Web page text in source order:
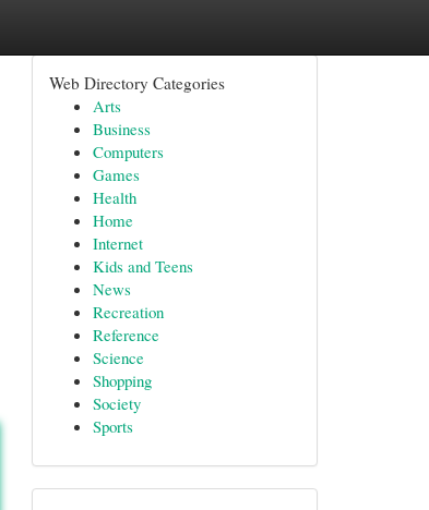
Web Directory Categories
Arts
Business
Computers
Games
Health
Home
Internet
Kids and Teens
News
Recreation
Reference
Science
Shopping
Society
Sports